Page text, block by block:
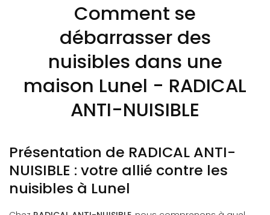
Comment se
débarrasser des
nuisibles dans une
maison Lunel - RADICAL
ANTI-NUISIBLE
Présentation de RADICAL ANTI-
NUISIBLE : votre allié contre les
nuisibles à Lunel